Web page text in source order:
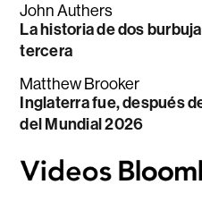
John Authers
La historia de dos
tercera
Matthew Brooker
Inglaterra fue, después
del Mundial 2026